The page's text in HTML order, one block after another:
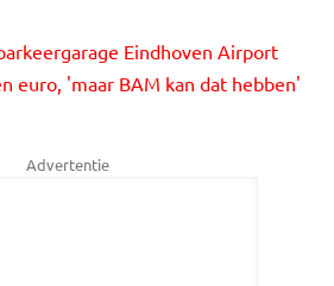
Eindhoven Airport
euro, 'maar BAM kan dat hebben'
Advertentie